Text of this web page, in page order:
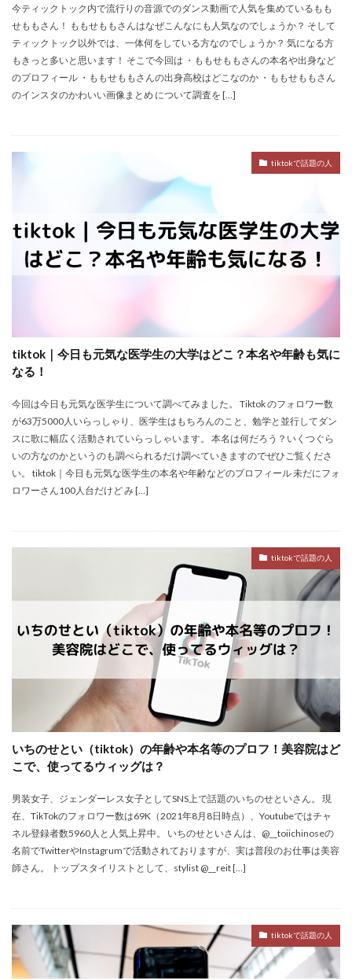
今ティックトック内で流行りの音源でのダンス動画で人気を集めているもも
せももさん！ ももせももさんはなぜこんなにも人気なのでしょうか？ そして
ティックトック以外では、一体何をしている方なのでしょうか？ 気になる方
もきっと多いと思います！ そこで今回は ・ももせももさんの本名や出身など
のプロフィール ・ももせももさんの出身高校はどこなのか ・ももせももさん
のインスタのかわいい画像まとめ について調査を […]
tiktokで話題の人
tiktok｜今日も元気な医学生の大学はどこ？本名や年齢も気に
なる！
今回は今日も元気な医学生について調べてみました。 Tiktok のフォロワー数
が63万5000人いらっしゃり、医学生はもちろんのこと、勉学と並行してダン
スに歌に幅広く活動されていらっしゃいます。 本名は何だろう？いくつぐら
いの方なのかというのも調べられるだけ調べていきますのでぜひご覧くださ
い。 tiktok｜今日も元気な医学生の本名や年齢などのプロフィール 未だにフォ
ロワーさん100人台だけど み […]
tiktokで話題の人
いちのせとい（tiktok）の年齢や本名等のプロフ！美容院はど
こで、使ってるウィッグは？
男装女子、ジェンダーレス女子としてSNS上で話題のいちのせといさん。 現
在、TikTokのフォロワー数は69K（2021年8月8日時点）、Youtubeではチャ
ネル登録者数5960人と人気上昇中。 いちのせといさんは、@__toiichinoseの
名前でTwitterやInstagrumで活動されておりますが、実は普段のお仕事は美容
師さん。 トップスタイリストとして、stylist @__reit […]
tiktokで話題の人